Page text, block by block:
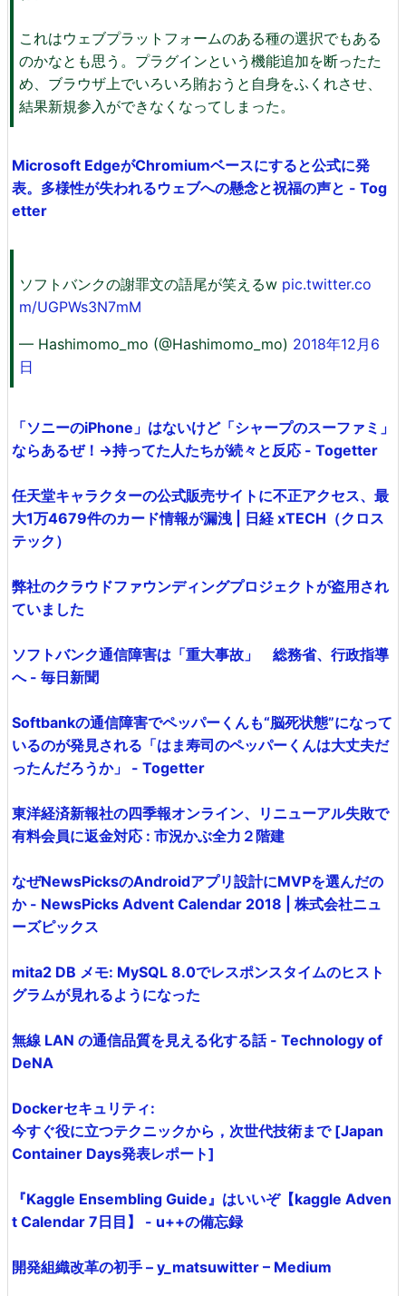
これはウェブプラットフォームのある種の選択でもある
のかなとも思う。プラグインという機能追加を断ったた
め、ブラウザ上でいろいろ賄おうと自身をふくれさせ、
結果新規参入ができなくなってしまった。
Microsoft EdgeがChromiumベースにすると公式に発
表。多様性が失われるウェブへの懸念と祝福の声と - Tog
etter
ソフトバンクの謝罪文の語尾が笑えるw pic.twitter.co
m/UGPWs3N7mM
— Hashimomo_mo (@Hashimomo_mo) 2018年12月6
日
「ソニーのiPhone」はないけど「シャープのスーファミ」
ならあるぜ！→持ってた人たちが続々と反応 - Togetter
任天堂キャラクターの公式販売サイトに不正アクセス、最
大1万4679件のカード情報が漏洩 | 日経 xTECH（クロス
テック）
弊社のクラウドファウンディングプロジェクトが盗用され
ていました
ソフトバンク通信障害は「重大事故」 総務省、行政指導
へ - 毎日新聞
Softbankの通信障害でペッパーくんも“脳死状態”になって
いるのが発見される「はま寿司のペッパーくんは大丈夫だ
ったんだろうか」 - Togetter
東洋経済新報社の四季報オンライン、リニューアル失敗で
有料会員に返金対応 : 市況かぶ全力２階建
なぜNewsPicksのAndroidアプリ設計にMVPを選んだの
か - NewsPicks Advent Calendar 2018 | 株式会社ニュ
ーズピックス
mita2 DB メモ: MySQL 8.0でレスポンスタイムのヒスト
グラムが見れるようになった
無線 LAN の通信品質を見える化する話 - Technology of
DeNA
Dockerセキュリティ:
今すぐ役に立つテクニックから，次世代技術まで [Japan
Container Days発表レポート]
『Kaggle Ensembling Guide』はいいぞ【kaggle Adven
t Calendar 7日目】 - u++の備忘録
開発組織改革の初手 – y_matsuwitter – Medium